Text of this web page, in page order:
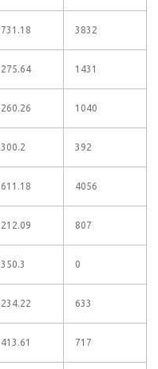
731.18 3832
275.64 1431
260.26 1040
300.2 392
611.18 4056
212.09 807
350.3 0
234.22 633
413.61 717